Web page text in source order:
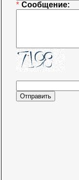
* Сообщение: